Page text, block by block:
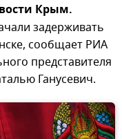
Крым.
задерживать
сообщает РИА
представителя
Ганусевич.